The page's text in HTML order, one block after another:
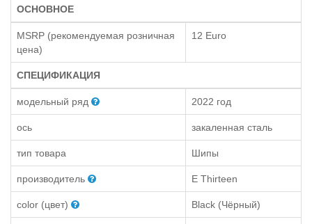
ОСНОВНОЕ
MSRP (рекомендуемая розничная
цена)
12 Euro
СПЕЦИФИКАЦИЯ
модельный ряд 2022 год
ось закаленная сталь
тип товара Шипы
производитель E Thirteen
color (цвет) Black (Чёрный)